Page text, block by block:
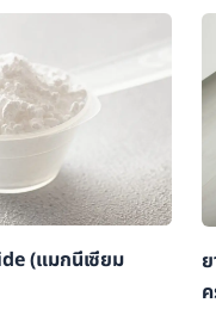
(แมกนีเซียม